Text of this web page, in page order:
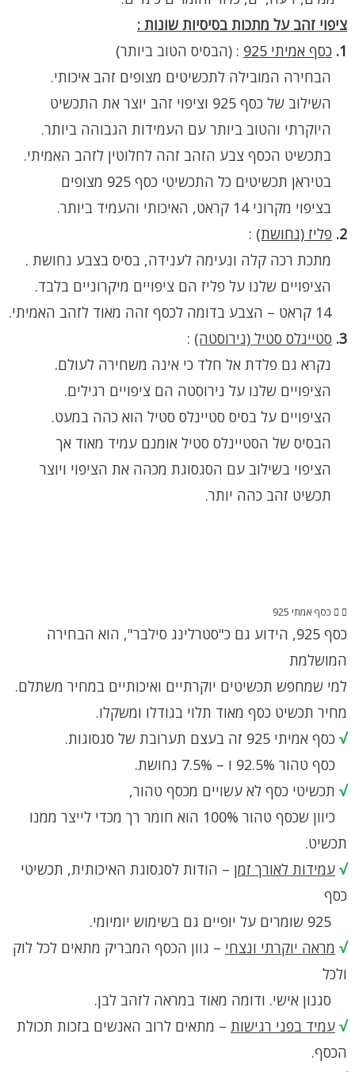
ציפוי זהב על מתכות בסיסיות שונות :
1. כסף אמיתי 925 : (הבסיס הטוב ביותר)
הבחירה המובילה לתכשיטים מצופים זהב איכותי.
השילוב של כסף 925 וציפוי זהב יוצר את התכשיט
היוקרתי והטוב ביותר עם העמידות הגבוהה ביותר.
בתכשיט הכסף צבע הזהב זהה לחלוטין לזהב האמיתי.
בטיראן תכשיטים כל התכשיטי כסף 925 מצופים
בציפוי מקרוני 14 קראט, האיכותי והעמיד ביותר.
2. פליז (נחושת) :
מתכת רכה קלה ונעימה לענידה, בסיס בצבע נחושת .
הציפויים שלנו על פליז הם ציפויים מיקרוניים בלבד.
14 קראט – הצבע בדומה לכסף זהה מאוד לזהב האמיתי.
3. סטיינלס סטיל (נירוסטה) :
נקרא גם פלדת אל חלד כי אינה משחירה לעולם.
הציפויים שלנו על נירוסטה הם ציפויים רגילים.
הציפויים על בסיס סטיינלס סטיל הוא כהה במעט.
הבסיס של הסטיינלס סטיל אומנם עמיד מאוד אך
הציפוי בשילוב עם הסגסוגת מכהה את הציפוי ויוצר
תכשיט זהב כהה יותר.
כסף אמתי 925
כסף 925, הידוע גם כ"סטרלינג סילבר", הוא הבחירה
המושלמת
למי שמחפש תכשיטים יוקרתיים ואיכותיים במחיר משתלם.
מחיר תכשיט כסף מאוד תלוי בגודלו ומשקלו.
√ כסף אמיתי 925 זה בעצם תערובת של סגסוגות.
כסף טהור 92.5% ו – 7.5% נחושת.
√ תכשיטי כסף לא עשויים מכסף טהור,
כיוון שכסף טהור 100% הוא חומר רך מכדי לייצר ממנו
תכשיט.
√ עמידות לאורך זמן – הודות לסגסוגת האיכותית, תכשיטי
כסף
√ מראה יוקרתי ונצחי – גוון הכסף המבריק מתאים לכל לוק
ולכל
סגנון אישי. ודומה מאוד במראה לזהב לבן.
√ עמיד בפני רגישות – מתאים לרוב האנשים בזכות תכולת
הכסף.